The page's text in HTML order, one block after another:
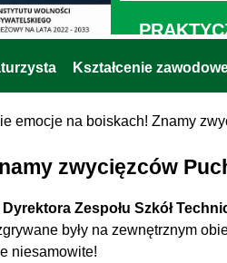
Kształcenie
emocje na boiskach! Znamy
zwycięzców
Dyrektora Zespołu Szkół
były na zewnętrznym
niesamowite!